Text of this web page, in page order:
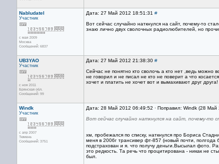
Nabludatel
Участник
с мая 2009
Москва
Сообщений: 6837
Дата: 27 Май 2012 18:51:31 #
Вот сейчас случайно наткнулся на сайт, почему-то
знаю лично двух сволочных радиолюбителей, но
UB3YAO
Участник
с ноя 2011
Брянская обл.
Сообщений: 99
Дата: 27 Май 2012 21:38:30 #
Сейчас не понятно кто сволочь а кто нет ,ведь можно
не говорил и не писал не кто не поверит а что
хочет и платить не хочет вот и вымахивают друг друга!
Windk
Участник
с апр 2007
Тюмень
Сообщений: 3751
Дата: 28 Май 2012 06:49:52 · Поправил: Windk (28
Вот сейчас случайно наткнулся на сайт, почему-то
хм, пробежался по списку, наткнулся про Бориса
меня в 2006г трансивер фт-857 (новый почти,
подстрахован и я. что получу деньги.Высылал фото.
это редкость. Та речь что процитирована - никак не
был.